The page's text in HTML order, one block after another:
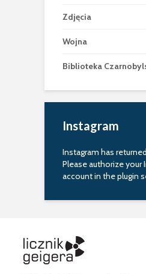
Zdjęcia
Wojna
Biblioteka
Instagram
Instagram has
Please authorize your
account in theplugin